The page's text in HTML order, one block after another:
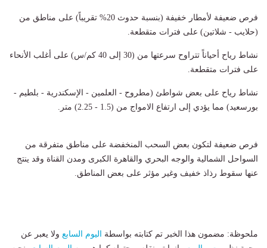
​فرص ضعيفة لأمطار خفيفة (بنسبة حدوث 20% تقريباً) على مناطق من
(حلايب - شلاتين) على فترات متقطعة.
​نشاط رياح أحياناً تتراوح سرعتها من (30 إلى 40 كم/س) على أغلب الأنحاء
على فترات متقطعة.
​نشاط رياح على بعض شواطئ (مطروح - العلمين - الإسكندرية - بلطيم -
بورسعيد) مما يؤدي إلى ارتفاع الامواج من (1.5 - 2.25) متر.
​فرص ضعيفة لتكون بعض السحب المنخفضة على مناطق متفرقة من
السواحل الشمالية والوجه البحري والقاهرة الكبرى ومدن القناة وقد ينتج
عنها سقوط رذاذ خفيف وغير مؤثر على بعض المناطق.
ملحوظة: مضمون هذا الخبر تم كتابته بواسطة اليوم السابع ولا يعبر عن